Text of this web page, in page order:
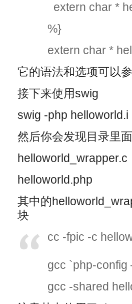
extern char *
%}
extern char *
它的语法和选项可以
接下来使用swig
swig -php helloworld.i
然后你会发现目录里
helloworld_wrapper.c
helloworld.php
其中的
块
cc -fpic -c
gcc `php-config
gcc -shared